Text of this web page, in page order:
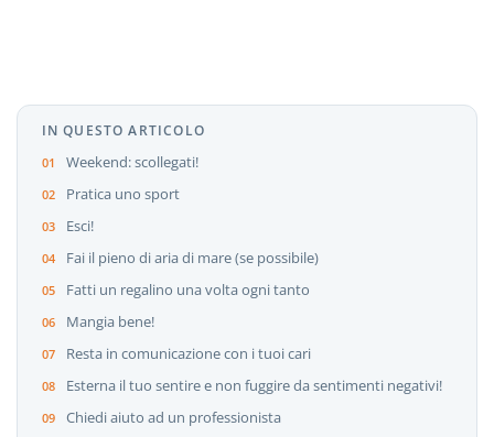
IN QUESTO ARTICOLO
Weekend: scollegati!
Pratica uno sport
Esci!
Fai il pieno di aria di mare (se possibile)
Fatti un regalino una volta ogni tanto
Mangia bene!
Resta in comunicazione con i tuoi cari
Esterna il tuo sentire e non fuggire da sentimenti negativi!
Chiedi aiuto ad un professionista